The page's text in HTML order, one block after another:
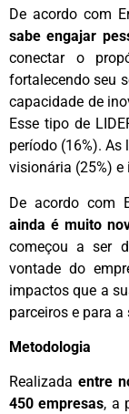
De acordo com
sabe engajar
conectar o
fortalecendo seu
capacidade de
Esse tipo de
período (16%).
visionária (25%)
De acordo com
ainda é muito
começou a ser
vontade do
impactos que a
parceiros e para a
Metodologia
Realizada entre
450 empresas, a